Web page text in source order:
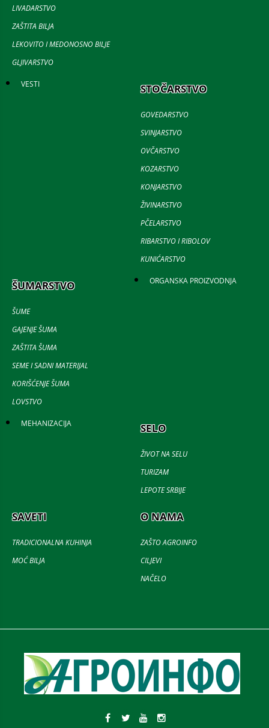
LIVADARSTVO
ZAŠTITA BILJA
LEKOVITO I MEDONOSNO BILJE
GLJIVARSTVO
VESTI STOČARSTVO
GOVEDARSTVO
SVINJARSTVO
OVČARSTVO
KOZARSTVO
KONJARSTVO
ŽIVINARSTVO
PČELARSTVO
RIBARSTVO I RIBOLOV
KUNIĆARSTVO
ŠUMARSTVO
ŠUME
GAJENJE ŠUMA
ZAŠTITA ŠUMA
SEME I SADNI MATERIJAL
KORIŠĆENJE ŠUMA
LOVSTVO
ORGANSKA PROIZVODNJA
MEHANIZACIJA SELO
ŽIVOT NA SELU
TURIZAM
LEPOTE SRBIJE
SAVETI
TRADICIONALNA KUHINJA
MOĆ BILJA
O NAMA
ZAŠTO AGROINFO
CILJEVI
NAČELO